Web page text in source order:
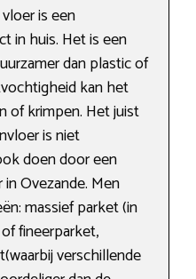
is een
in huis. Het is een
dan plastic of
kan het
of krimpen. Het juist
is niet
doen door een
Ovezande. Men
massief parket (in
fineerparket,
verschillende